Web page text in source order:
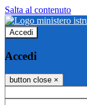
Salta al contenuto
Accedi
Accedi
button close ×